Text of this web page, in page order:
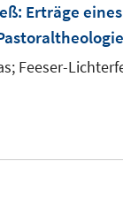
f
f
n
: Erträge
Feeser-